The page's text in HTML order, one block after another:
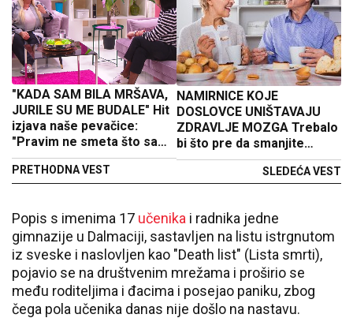
"KADA SAM BILA MRŠAVA,
JURILE SU ME BUDALE" Hit
izjava naše pevačice:
"Pravim ne smeta što sam
bucka"
PRETHODNA VEST
NAMIRNICE KOJE
DOSLOVCE UNIŠTAVAJU
ZDRAVLJE MOZGA Trebalo
bi što pre da smanjite
njihov unos a neke su baš
SLEDEĆA VEST
Popis s imenima 17 učenika i radnika jedne
gimnazije u Dalmaciji, sastavljen na listu istrgnutom
iz sveske i naslovljen kao "Death list" (Lista smrti),
pojavio se na društvenim mrežama i proširio se
među roditeljima i đacima i posejao paniku, zbog
čega pola učenika danas nije došlo na nastavu.